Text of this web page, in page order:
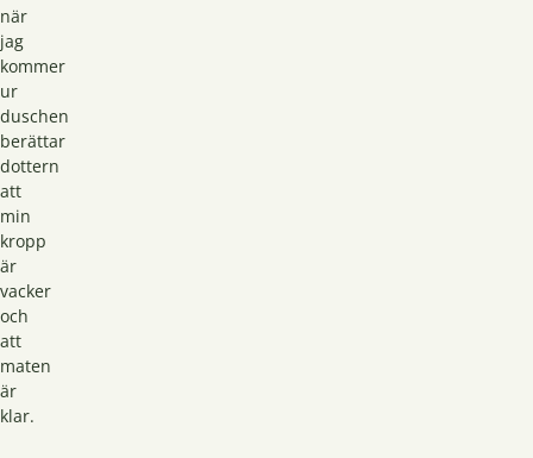
när
jag
kommer
ur
duschen
berättar
dottern
att
min
kropp
är
vacker
och
att
maten
är
klar.